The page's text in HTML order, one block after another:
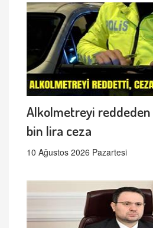
Alkolmetreyi
bin lira ceza
10 Ağustos 2026 Pazartesi